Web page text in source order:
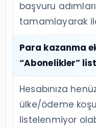
başvuru
tamamlayarak
Para kazanma
“Abonelikler”
Hesabınıza
ülke/ödeme
listelenmiyor